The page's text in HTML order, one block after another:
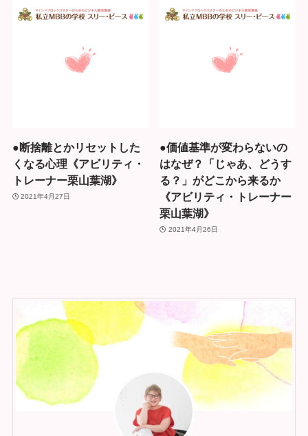
●断捨離とかリセットした
くなる心理《アビリティ・
トレーナー栗山葉湖》
2021年4月27日
●価値基準が変わらないの
はなぜ？「じゃあ、どうす
る？」がどこから来るか
《アビリティ・トレーナー
栗山葉湖》
2021年4月26日